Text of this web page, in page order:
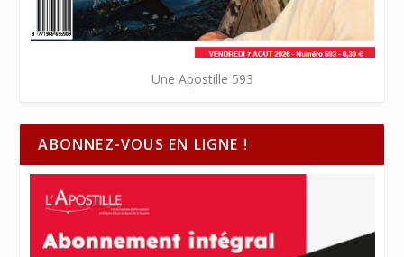
Une Apostille 593
ABONNEZ-VOUS EN LIGNE !